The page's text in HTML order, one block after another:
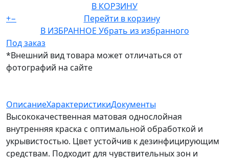
В КОРЗИНУ
+−
Перейти в корзину
В ИЗБРАННОЕ Убрать из избранного
Под заказ
*Внешний вид товара может отличаться от
фотографий на сайте
ОписаниеХарактеристикиДокументы
Высококачественная матовая однослойная
внутренняя краска с оптимальной обработкой и
укрывистостью. Цвет устойчив к дезинфицирующим
средствам. Подходит для чувствительных зон и